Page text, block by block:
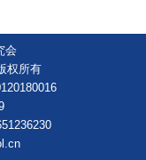
会
权所有